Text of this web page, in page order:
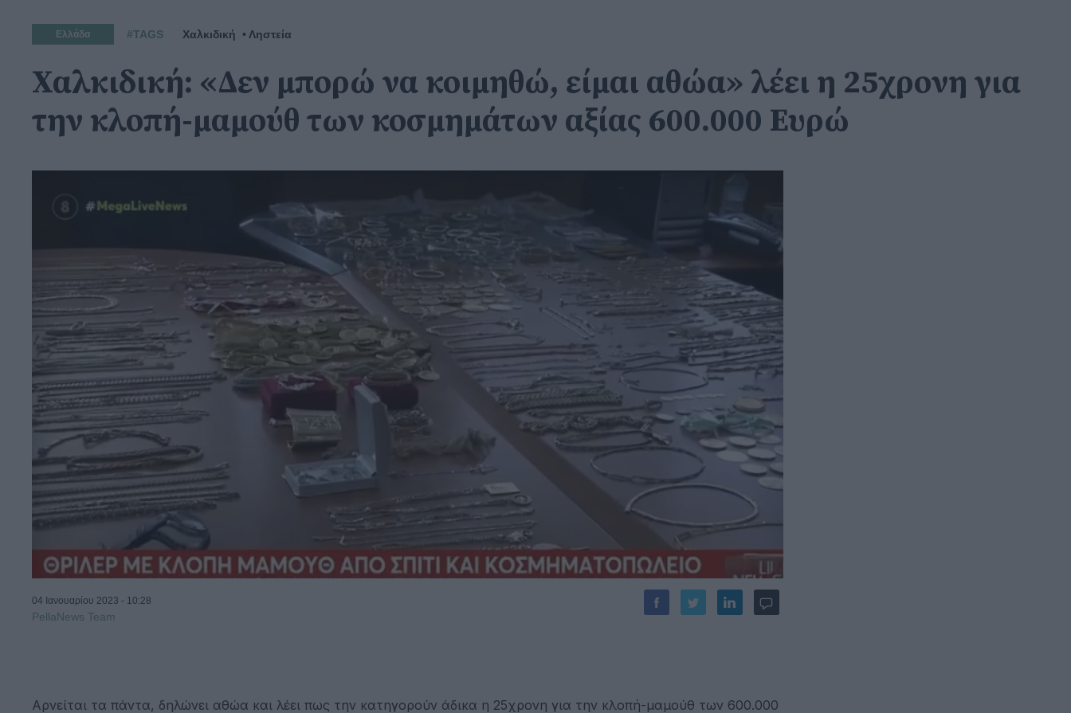
Ελλάδα #TAGS Χαλκιδική Ληστεία
Χαλκιδική: «Δεν μπορώ να κοιμηθώ, είμαι αθώα» λέει η 25χρονη για
την κλοπή-μαμούθ των κοσμημάτων αξίας 600.000 Ευρώ
04 Ιανουαρίου 2023 - 10:28
PellaNews Team
Αρνείται τα πάντα, δηλώνει αθώα και λέει πως την κατηγορούν άδικα η 25χρονη για την κλοπή-μαμούθ των 600.000